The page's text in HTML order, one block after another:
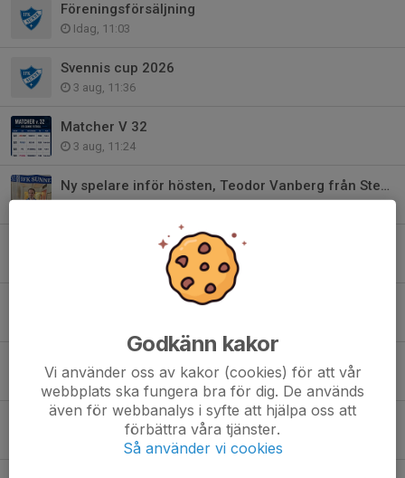
Föreningsförsäljning
Idag, 11:03
Svennis cup 2026
3 aug, 11:36
Matcher V 32
3 aug, 11:24
Ny spelare inför hösten, Teodor Vanberg från Stene IF
IFK -Kronoparken onsdag 1/7 kl. 19.00
29 jun, 14:58
22 jun, 13:55
Godkänn kakor
Vi använder oss av kakor (cookies) för att vår
webbplats ska fungera bra för dig. De används
även för webbanalys i syfte att hjälpa oss att
förbättra våra tjänster.
Så använder vi cookies